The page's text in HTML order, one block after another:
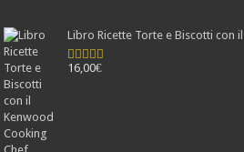
Libro Ricette Torte e Biscotti con
Valutato
16,00€